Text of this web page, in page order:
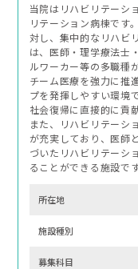
当院はリハビリテーシ
リテーション病棟です
対し、集中的なリハビ
は、医師・理学療法士
ルワーカー等の多職種
チーム医療を強力に推
プを発揮しやすい環境
社会復帰に直接的に貢
また、リハビリテーシ
が充実しており、医師
づいたリハビリテーシ
ることができる施設です
所在地
施設種別
募集科⽬